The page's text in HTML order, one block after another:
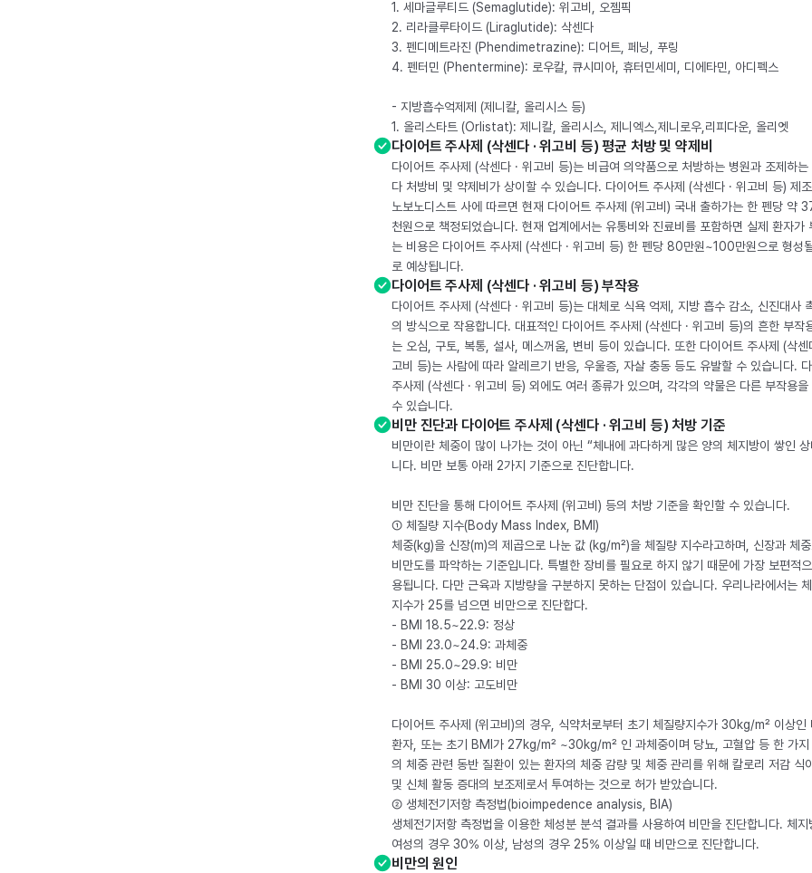
1. 세마글루티드 (Semaglutide): 위고비, 오젬픽
2. 리라클루타이드 (Liraglutide): 삭센다
3. 펜디메트라진 (Phendimetrazine): 디어트, 페닝, 푸링
4. 펜터민 (Phentermine): 로우칼, 큐시미아, 휴터민세미, 디에타민, 아디펙스
- 지방흡수억제제 (제니칼, 올리시스 등)
1. 올리스타트 (Orlistat): 제니칼, 올리시스, 제니엑스,제니로우,리피다운, 올리엣
다이어트 주사제 (삭센다 · 위고비 등) 평균 처방 및 약제비
다이어트 주사제 (삭센다 · 위고비 등)는 비급여 의약품으로 처방하는 병원과 조제하는
다 처방비 및 약제비가 상이할 수 있습니다. 다이어트 주사제 (삭센다 · 위고비 등) 제
노보노디스트 사에 따르면 현재 다이어트 주사제 (위고비) 국내 출하가는 한 펜당 약
천원으로 책정되었습니다. 현재 업계에서는 유통비와 진료비를 포함하면 실제 환자가
는 비용은 다이어트 주사제 (삭센다 · 위고비 등) 한 펜당 80만원~100만원으로 형성
로 예상됩니다.
다이어트 주사제 (삭센다 · 위고비 등) 부작용
다이어트 주사제 (삭센다 · 위고비 등)는 대체로 식욕 억제, 지방 흡수 감소, 신진대사
의 방식으로 작용합니다. 대표적인 다이어트 주사제 (삭센다 · 위고비 등)의 흔한 부작
는 오심, 구토, 복통, 설사, 메스꺼움, 변비 등이 있습니다. 또한 다이어트 주사제 (삭센
고비 등)는 사람에 따라 알레르기 반응, 우울증, 자살 충동 등도 유발할 수 있습니다.
주사제 (삭센다 · 위고비 등) 외에도 여러 종류가 있으며, 각각의 약물은 다른 부작용을
수 있습니다.
비만 진단과 다이어트 주사제 (삭센다 · 위고비 등) 처방 기준
비만이란 체중이 많이 나가는 것이 아닌 “체내에 과다하게 많은 양의 체지방이 쌓인 상
니다. 비만 보통 아래 2가지 기준으로 진단합니다.
비만 진단을 통해 다이어트 주사제 (위고비) 등의 처방 기준을 확인할 수 있습니다.
① 체질량 지수(Body Mass Index, BMI)
체중(kg)을 신장(m)의 제곱으로 나눈 값 (kg/m²)을 체질량 지수라고하며, 신장과 체
비만도를 파악하는 기준입니다. 특별한 장비를 필요로 하지 않기 때문에 가장 보편적
용됩니다. 다만 근육과 지방량을 구분하지 못하는 단점이 있습니다. 우리나라에서는
지수가 25를 넘으면 비만으로 진단합다.
- BMI 18.5~22.9: 정상
- BMI 23.0~24.9: 과체중
- BMI 25.0~29.9: 비만
- BMI 30 이상: 고도비만
다이어트 주사제 (위고비)의 경우, 식약처로부터 초기 체질량지수가 30kg/m² 이상인
환자, 또는 초기 BMI가 27kg/m² ~30kg/m² 인 과체중이며 당뇨, 고혈압 등 한 가지
의 체중 관련 동반 질환이 있는 환자의 체중 감량 및 체중 관리를 위해 칼로리 저감 식
및 신체 활동 증대의 보조제로서 투여하는 것으로 허가 받았습니다.
② 생체전기저항 측정법(bioimpedence analysis, BIA)
생체전기저항 측정법을 이용한 체성분 분석 결과를 사용하여 비만을 진단합니다. 체지
여성의 경우 30% 이상, 남성의 경우 25% 이상일 때 비만으로 진단합니다.
비만의 원인